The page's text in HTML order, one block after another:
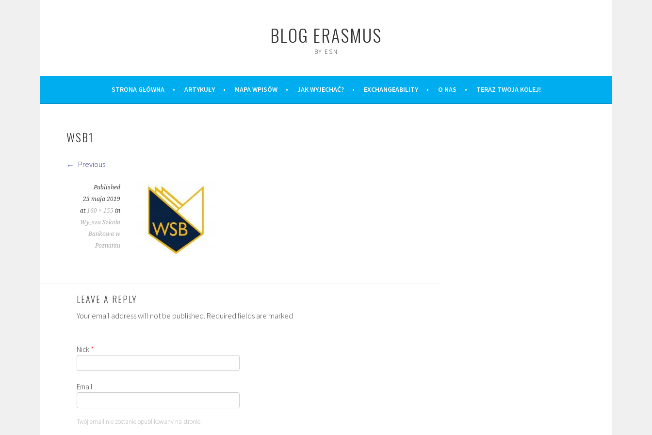
BLOG ERASMUS
BY ESN
STRONA GŁÓWNA ARTYKUŁY MAPA WPISÓW JAK WYJECHAĆ? EXCHANGEABILITY O NAS TERAZ TWOJA KOLEJ!
WSB1
Previous
Published
23 maja 2019
at160 × 155 in
Wyższa Szkoła
Bankowa w
Poznaniu
LEAVE A REPLY
Your email address will not be published. Required fields are marked
Nick *
Email
Twój email nie zostanie opublikowany na stronie.